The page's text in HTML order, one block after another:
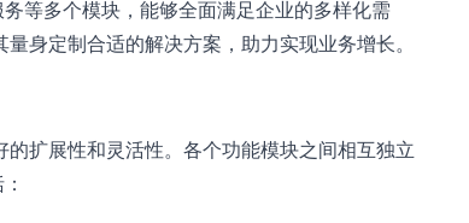
等多个模块，能够全面满足企业的多样化需
身定制合适的解决方案，助力实现业务增长。
扩展性和灵活性。各个功能模块之间相互独立